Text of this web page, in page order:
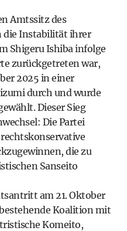
Amtssitz des
die Instabilität ihrer
Shigeru Ishiba infolge
zurückgetreten war,
2025 in einer
durch und wurde
Dieser Sieg
Die Partei
die zu
Sanseito
am 21. Oktober
Koalition mit
Komeito,